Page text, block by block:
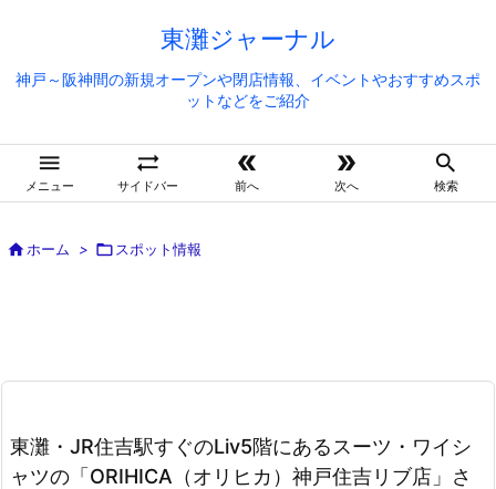
東灘ジャーナル
神戸～阪神間の新規オープンや閉店情報、イベントやおすすめスポ
ットなどをご紹介

メニュー

サイドバー

前へ

次へ

検索
ホーム >  スポット情報
東灘・JR住吉駅すぐのLiv5階にあるスーツ・ワイシ
ャツの「ORIHICA（オリヒカ）神戸住吉リブ店」さ